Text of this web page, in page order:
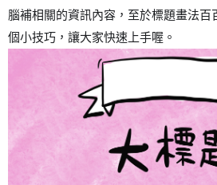
腦補相關的資訊內容，至於標題畫法百
個小技巧，讓大家快速上手喔。